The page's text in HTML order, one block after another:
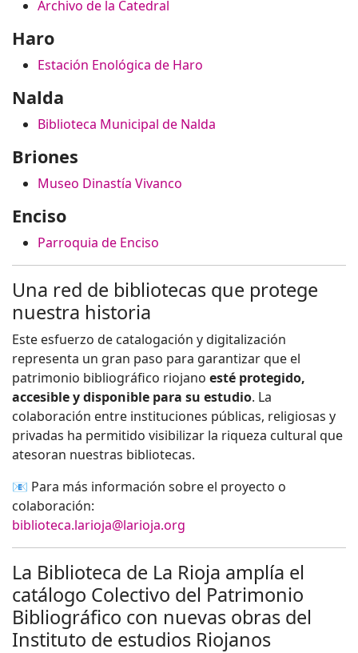
Archivo de la Catedral
Haro
Estación Enológica de Haro
Nalda
Biblioteca Municipal de Nalda
Briones
Museo Dinastía Vivanco
Enciso
Parroquia de Enciso
Una red de bibliotecas que protege
nuestra historia
Este esfuerzo de catalogación y digitalización
representa un gran paso para garantizar que el
patrimonio bibliográfico riojano esté protegido,
accesible y disponible para su estudio. La
colaboración entre instituciones públicas, religiosas y
privadas ha permitido visibilizar la riqueza cultural que
atesoran nuestras bibliotecas.
📧 Para más información sobre el proyecto o
colaboración:
biblioteca.larioja@larioja.org
La Biblioteca de La Rioja amplía el
catálogo Colectivo del Patrimonio
Bibliográfico con nuevas obras del
Instituto de estudios Riojanos